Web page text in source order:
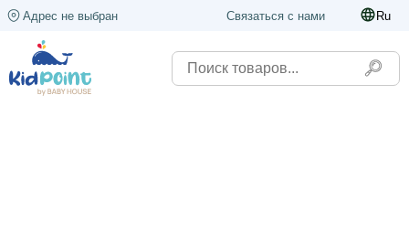
Адрес не выбран Связаться с нами Ru